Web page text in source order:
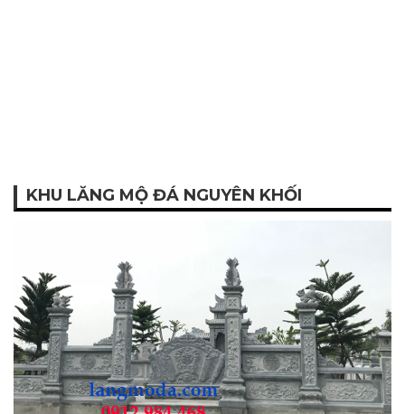
KHU LĂNG MỘ ĐÁ NGUYÊN KHỐI